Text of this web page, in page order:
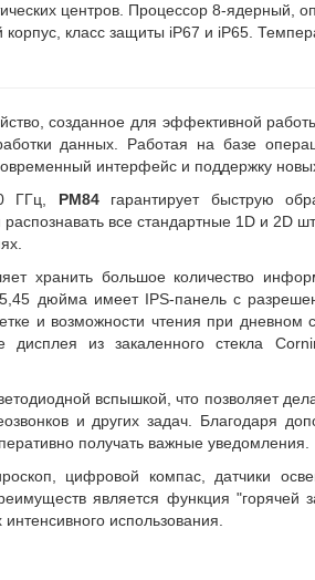
центров. Процессор 8-ядерный,
класс защиты iP67 и iP65.
созданное для эффективной
данных. Работая на базе
интерфейс и поддержку
ГГц, PM84гарантирует быструю
все стандартные 1D и 2D
хранить большое количество
дюйма имеет IPS-панель с
и возможности чтения при
из закаленного стекла
вспышкой, что позволяет
и других задач. Благодаря
получать важные уведомления.
цифровой компас, датчики
является функция "горячей
использования.